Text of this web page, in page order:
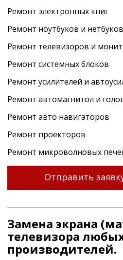
Ремонт электронных книг
Ремонт ноутбуков и нетбуков
Ремонт телевизоров и
Ремонт системных блоков
Ремонт усилителей и
Ремонт автомагнитол и
Ремонт авто навигаторов
Ремонт проекторов
Ремонт микроволновых
Отправить
Замена экрана
телевизора
производителей.